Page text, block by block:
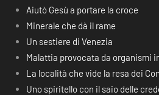
Aiutò Gesù a portare la croce
Minerale che dà il rame
Un sestiere di Venezia
Malattia provocata da organismi
La località che vide la resa dei
Uno spiritello con il saio delle